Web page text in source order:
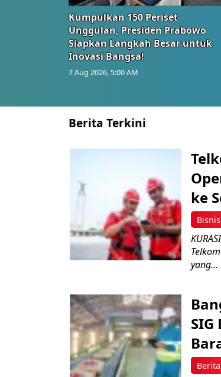
Kumpulkan 150 Periset
Unggulan, Presiden Prabowo
Siapkan Langkah Besar untuk
Inovasi Bangsa!
7 Aug 2026, 5:00 AM
Berita Terkini
Bisnis
ke
yang...
Berita